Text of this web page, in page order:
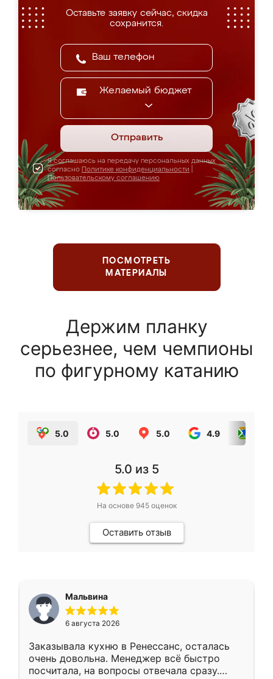
Оставьте заявку сейчас, скидка
сохранится.
Желаемый бюджет
Отправить
Я соглашаюсь на передачу персональных данных
согласно Политике конфиденциальности
Пользовательскому соглашению
ПОСМОТРЕТЬ
МАТЕРИАЛЫ
Держим планку
серьезнее, чем чемпионы
по фигурному катанию
5.0 5.0 5.0 4.9
5.0 из 5
На основе 945оценок
Оставить отзыв
Мальвина
6 августа 2026
Заказывала кухню в Ренессанс, осталась
очень довольна. Менеджер всё быстро
посчитала, на вопросы отвечала сразу.